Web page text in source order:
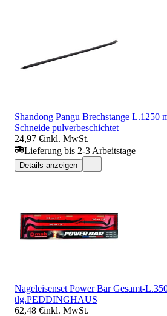
Shandong Pangu Brechstange L.1250
Schneide pulverbeschichtet
24,97 €inkl. MwSt.
Lieferung bis 2-3 Arbeitstage
Details anzeigen
Nageleisenset Power Bar Gesamt-
tlg.PEDDINGHAUS
62,48 €inkl. MwSt.